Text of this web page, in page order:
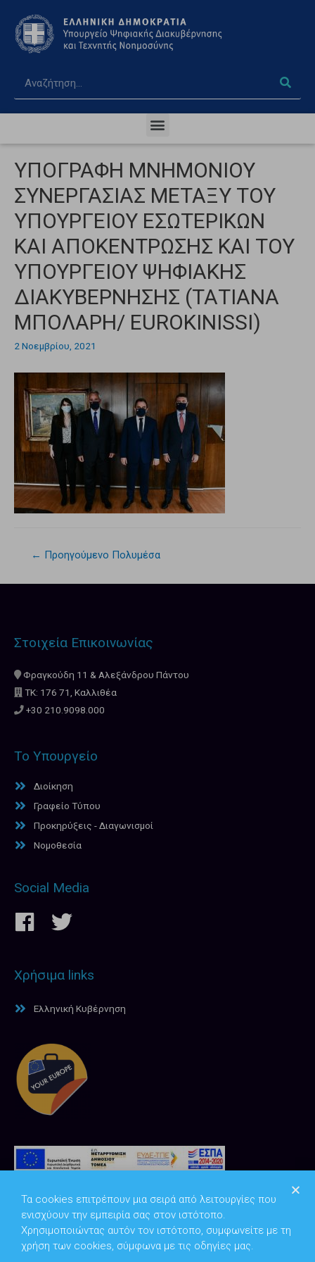
ΥΠΟΓΡΑΦΗ ΜΝΗΜΟΝΙΟΥ
ΣΥΝΕΡΓΑΣΙΑΣ ΜΕΤΑΞΥ ΤΟΥ
ΥΠΟΥΡΓΕΙΟΥ ΕΣΩΤΕΡΙΚΩΝ
ΚΑΙ ΑΠΟΚΕΝΤΡΩΣΗΣ ΚΑΙ ΤΟΥ
ΥΠΟΥΡΓΕΙΟΥ ΨΗΦΙΑΚΗΣ
ΔΙΑΚΥΒΕΡΝΗΣΗΣ (ΤΑΤΙΑΝΑ
ΜΠΟΛΑΡΗ/ EUROKINISSI)
2 Νοεμβρίου, 2021
← Προηγούμενο Πολυμέσα
Στοιχεία Επικοινωνίας
Φραγκούδη 11 & Αλεξάνδρου Πάντου
ΤΚ: 176 71, Καλλιθέα
+30 210.9098.000
Το Υπουργείο
Διοίκηση
Γραφείο Τύπου
Προκηρύξεις - Διαγωνισμοί
Νομοθεσία
Social Media
Χρήσιμα links
Ελληνική Κυβέρνηση
Τα cookies επιτρέπουν μια σειρά από λειτουργίες που
ενισχύουν την εμπειρία σας στον ιστότοπο.
Χρησιμοποιώντας αυτόν τον ιστότοπο, συμφωνείτε με τη
χρήση των cookies, σύμφωνα με τις οδηγίες μας.